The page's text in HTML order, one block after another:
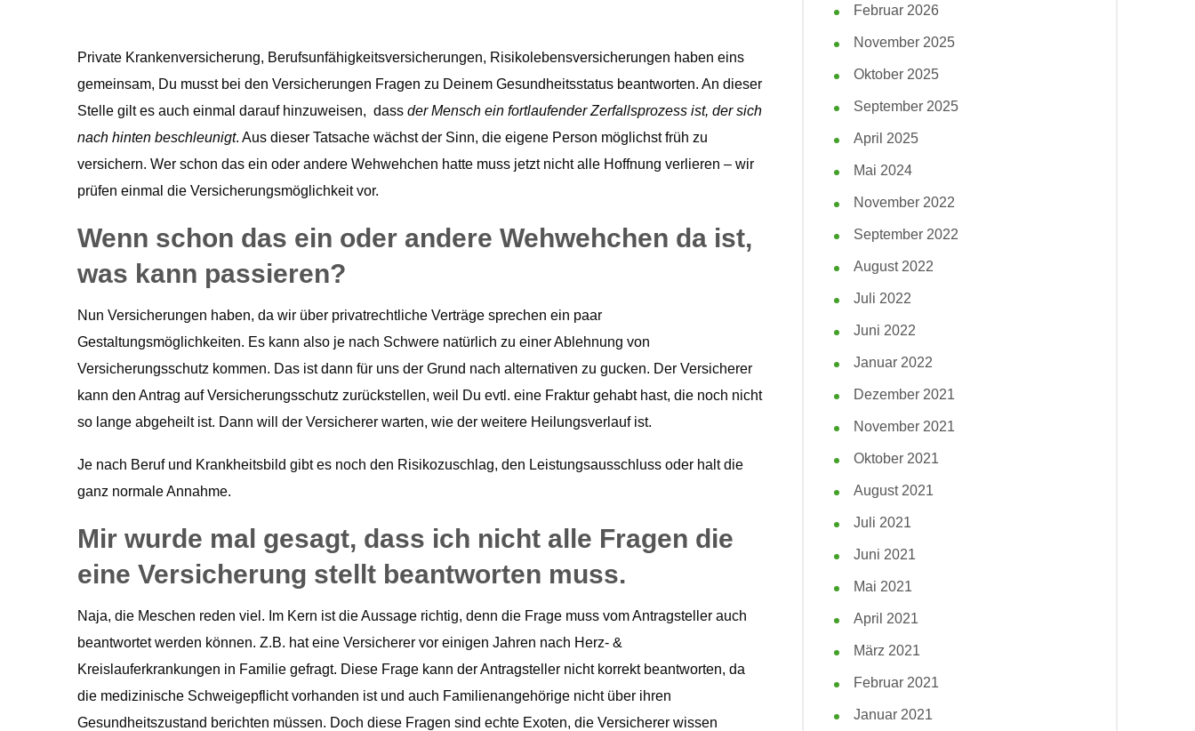
Private Krankenversicherung, Berufsunfähigkeitsversicherungen, Risikolebensversicherungen haben eins
gemeinsam, Du musst bei den Versicherungen Fragen zu Deinem Gesundheitsstatus beantworten. An dieser
Stelle gilt es auch einmal darauf hinzuweisen, dass der Mensch ein fortlaufender Zerfallsprozess ist, der sich
nach hinten beschleunigt. Aus dieser Tatsache wächst der Sinn, die eigene Person möglichst früh zu
versichern. Wer schon das ein oder andere Wehwehchen hatte muss jetzt nicht alle Hoffnung verlieren – wir
prüfen einmal die Versicherungsmöglichkeit vor.
Wenn schon das ein oder andere Wehwehchen da ist,
was kann passieren?
Nun Versicherungen haben, da wir über privatrechtliche Verträge sprechen ein paar
Gestaltungsmöglichkeiten. Es kann also je nach Schwere natürlich zu einer Ablehnung von
Versicherungsschutz kommen. Das ist dann für uns der Grund nach alternativen zu gucken. Der Versicherer
kann den Antrag auf Versicherungsschutz zurückstellen, weil Du evtl. eine Fraktur gehabt hast, die noch nicht
so lange abgeheilt ist. Dann will der Versicherer warten, wie der weitere Heilungsverlauf ist.
Je nach Beruf und Krankheitsbild gibt es noch den Risikozuschlag, den Leistungsausschluss oder halt die
ganz normale Annahme.
Mir wurde mal gesagt, dass ich nicht alle Fragen die
eine Versicherung stellt beantworten muss.
Naja, die Meschen reden viel. Im Kern ist die Aussage richtig, denn die Frage muss vom Antragsteller auch
beantwortet werden können. Z.B. hat eine Versicherer vor einigen Jahren nach Herz- &
Kreislauferkrankungen in Familie gefragt. Diese Frage kann der Antragsteller nicht korrekt beantworten, da
die medizinische Schweigepflicht vorhanden ist und auch Familienangehörige nicht über ihren
Gesundheitszustand berichten müssen. Doch diese Fragen sind echte Exoten, die Versicherer wissen
Februar 2026
November 2025
Oktober 2025
September 2025
April 2025
Mai 2024
November 2022
September 2022
August 2022
Juli 2022
Juni 2022
Januar 2022
Dezember 2021
November 2021
Oktober 2021
August 2021
Juli 2021
Juni 2021
Mai 2021
April 2021
März 2021
Februar 2021
Januar 2021